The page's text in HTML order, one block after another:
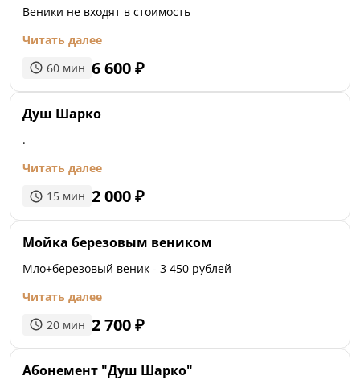
Веники не входят в стоимость
Читать далее
60 мин 6 600₽
Душ Шарко
.
Читать далее
15 мин 2 000₽
Мойка березовым веником
Мло+березовый веник - 3 450 рублей
Читать далее
20 мин 2 700₽
Абонемент "Душ Шарко"